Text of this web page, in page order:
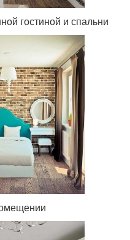
гостиной и спальни